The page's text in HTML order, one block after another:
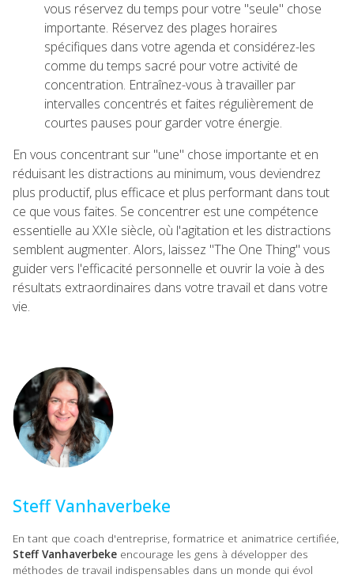
vous réservez du temps pour votre "seule" chose
importante. Réservez des plages horaires
spécifiques dans votre agenda et considérez-les
comme du temps sacré pour votre activité de
concentration. Entraînez-vous à travailler par
intervalles concentrés et faites régulièrement de
courtes pauses pour garder votre énergie.
En vous concentrant sur "une" chose importante et en
réduisant les distractions au minimum, vous deviendrez
plus productif, plus efficace et plus performant dans tout
ce que vous faites. Se concentrer est une compétence
essentielle au XXIe siècle, où l'agitation et les distractions
semblent augmenter. Alors, laissez "The One Thing" vous
guider vers l'efficacité personnelle et ouvrir la voie à des
résultats extraordinaires dans votre travail et dans votre
vie.
Steff Vanhaverbeke
En tant que coach d'entreprise, formatrice et animatrice certifiée,
Steff Vanhaverbeke encourage les gens à développer des
méthodes de travail indispensables dans un monde qui évol